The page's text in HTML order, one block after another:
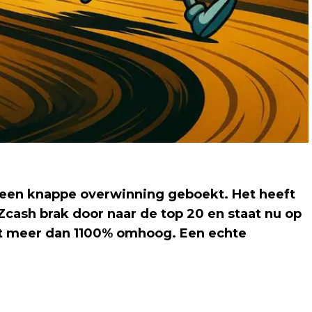
knappe overwinning geboekt. Het heeft
brak door naar de top 20 en staat nu op
dan 1100% omhoog. Een echte